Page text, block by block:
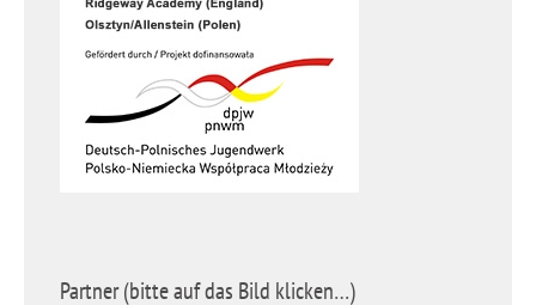
Partner (bitte auf das Bild klicken…)